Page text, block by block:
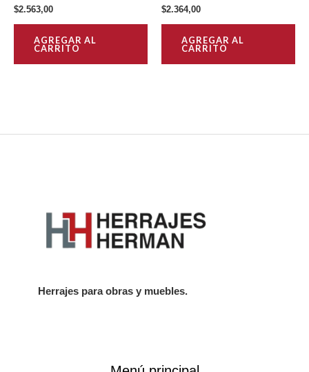
$2.563,00
AGREGAR AL
CARRITO
$2.364,00
AGREGAR AL
CARRITO
Herrajes para obras y muebles.